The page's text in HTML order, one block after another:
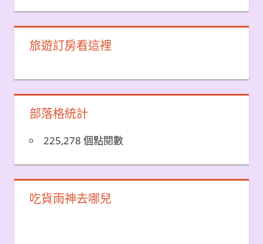
旅遊訂房看這裡
部落格統計
225,278 個點閱數
吃貨雨神去哪兒